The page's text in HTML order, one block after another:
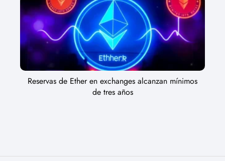
Reservas de Ether en exchanges alcanzan mínimos
de tres años